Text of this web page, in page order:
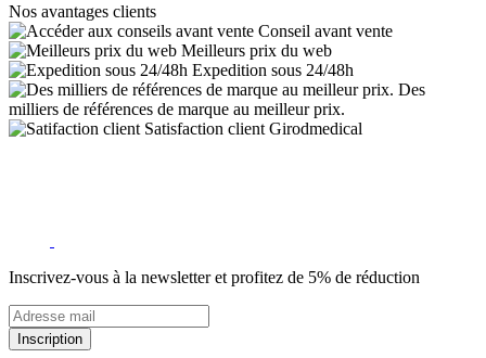
Nos avantages clients
Conseil avant vente
Meilleurs prix du web
Expedition sous 24/48h
Des
milliers de références de marque au meilleur prix.
Satisfaction client Girodmedical
Inscrivez-vous à la newsletter et profitez de 5% de réduction
Inscription